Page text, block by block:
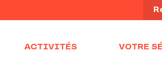
ACTIVITÉS VOTRE